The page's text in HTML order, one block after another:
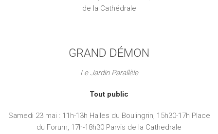
de la Cathédrale
GRAND DÉMON
Le Jardin Parallèle
Tout public
Samedi 23 mai : 11h-13h Halles du Boulingrin, 15h30-17h Place
du Forum, 17h-18h30 Parvis de la Cathedrale